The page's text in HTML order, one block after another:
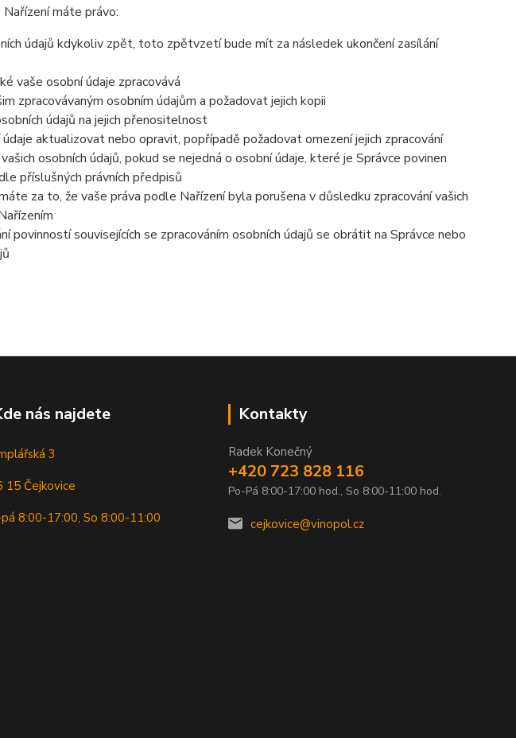
máte právo:
údajů kdykoliv zpět, toto zpětvzetí bude mít za následek ukončení zasílání
vaše osobní údaje zpracovává
zpracovávaným osobním údajům a požadovat jejich kopii
údajů na jejich přenositelnost
aktualizovat nebo opravit, popřípadě požadovat omezení jejich zpracování
osobních údajů, pokud se nejedná o osobní údaje, které je Správce povinen
příslušných právních předpisů
za to, že vaše práva podle Nařízení byla porušena v důsledku zpracování vašich
povinností souvisejících se zpracováním osobních údajů se obrátit na Správce nebo
nás najdete
3
15 Čejkovice
8:00-17:00, So 8:00-11:00
Kontakty
Radek Konečný
+420 723 828 116
Po-Pá 8:00-17:00 hod., So 8:00-11:00 hod.
cejkovice@vinopol.cz